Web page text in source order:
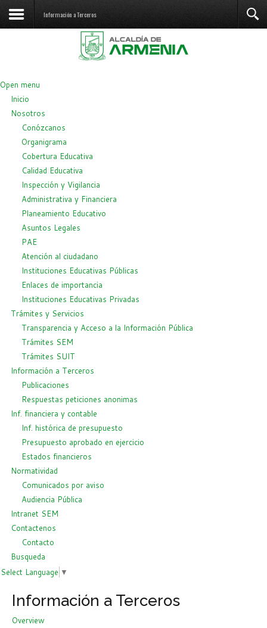
Información a Terceros
Open menu
Inicio
Nosotros
Conózcanos
Organigrama
Cobertura Educativa
Calidad Educativa
Inspección y Vigilancia
Administrativa y Financiera
Planeamiento Educativo
Asuntos Legales
PAE
Atención al ciudadano
Instituciones Educativas Públicas
Enlaces de importancia
Instituciones Educativas Privadas
Trámites y Servicios
Transparencia y Acceso a la Información Pública
Trámites SEM
Trámites SUIT
Información a Terceros
Publicaciones
Respuestas peticiones anonimas
Inf. financiera y contable
Inf. histórica de presupuesto
Presupuesto aprobado en ejercicio
Estados financieros
Normatividad
Comunicados por aviso
Audiencia Pública
Intranet SEM
Contactenos
Contacto
Busqueda
Select Language ▼
Información a Terceros
Overview